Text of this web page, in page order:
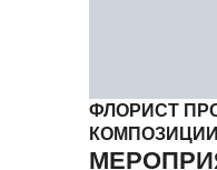
ФЛОРИСТ
КОМПОЗИЦИИ